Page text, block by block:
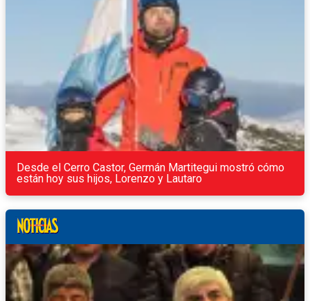
Desde el Cerro Castor, Germán Martitegui mostró cómo
están hoy sus hijos, Lorenzo y Lautaro